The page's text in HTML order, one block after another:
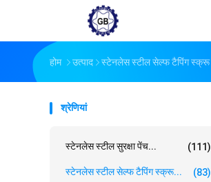
होम उत्पाद स्टेनलेस स्टील सेल्फ टैपिंग स्क्रू
श्रेणियां
स्टेनलेस स्टील सुरक्षा पेंच... (111)
स्टेनलेस स्टील सेल्फ टैपिंग स्क्रू... (83)